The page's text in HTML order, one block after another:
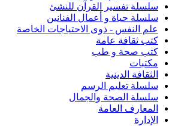
سلسلة تفسير القرآن للنشئ
سلسلة حياة و أعمال الفنانين
علم النفس - ذوى الاحتياجات الخاصة
كتب ثقافة عامة
كتب صحة و طب
مكتبات
الثقافة الدينية
سلسلة تعليم الرسم
سلسلة الصحة والجمال
المعارف العامة
الإدارة